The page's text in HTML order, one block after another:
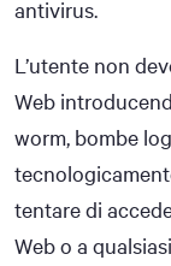
antivirus.
L’utente non
Web
worm, bombe
tentare di
Web o a